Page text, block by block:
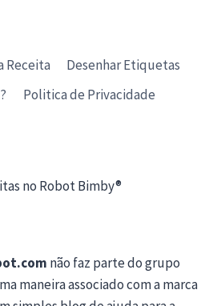
Receita
Desenhar Etiquetas
Politica de Privacidade
no Robot Bimby®
não faz parte do grupo
maneira associado com a marca